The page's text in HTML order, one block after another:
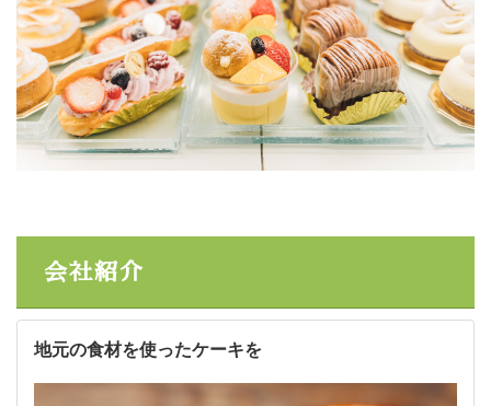
会社紹介
地元の食材を使ったケーキを